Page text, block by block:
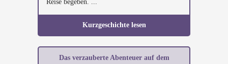
Reise begeben. ...
Kurzgeschichte lesen
Das verzauberte Abenteuer auf dem